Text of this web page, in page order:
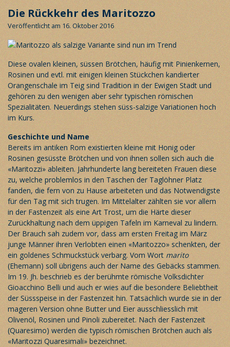
Die Rückkehr des Maritozzo
Veröffentlicht am 16. Oktober 2016
Diese ovalen kleinen, süssen Brötchen, häufig mit Pinienkernen,
Rosinen und evtl. mit einigen kleinen Stückchen kandierter
Orangenschale im Teig sind Tradition in der Ewigen Stadt und
gehören zu den wenigen aber sehr typischen römischen
Spezialitäten. Neuerdings stehen süss-salzige Variationen hoch
im Kurs.
Geschichte und Name
Bereits im antiken Rom existierten kleine mit Honig oder
Rosinen gesüsste Brötchen und von ihnen sollen sich auch die
«Maritozzi» ableiten. Jahrhunderte lang bereiteten Frauen diese
zu, welche problemlos in den Taschen der Taglöhner Platz
fanden, die fern von zu Hause arbeiteten und das Notwendigste
für den Tag mit sich trugen. Im Mittelalter zählten sie vor allem
in der Fastenzeit als eine Art Trost, um die Härte dieser
Zurückhaltung nach dem üppigen Tafeln im Karneval zu lindern.
Der Brauch sah zudem vor, dass am ersten Freitag im März
junge Männer ihren Verlobten einen «Maritozzo» schenkten, der
ein goldenes Schmuckstück verbarg. Vom Wort marito
(Ehemann) soll übrigens auch der Name des Gebäcks stammen.
Im 19. Jh. beschrieb es der berühmte römische Volksdichter
Gioacchino Belli und auch er wies auf die besondere Beliebtheit
der Süssspeise in der Fastenzeit hin. Tatsächlich wurde sie in der
mageren Version ohne Butter und Eier ausschliesslich mit
Olivenöl, Rosinen und Pinoli zubereitet. Nach der Fastenzeit
(Quaresimo) werden die typisch römischen Brötchen auch als
«Maritozzi Quaresimali» bezeichnet.